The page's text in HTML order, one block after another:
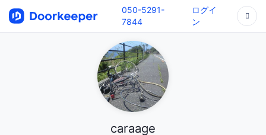
050-5291-
7844
ログイ
ン
caraage